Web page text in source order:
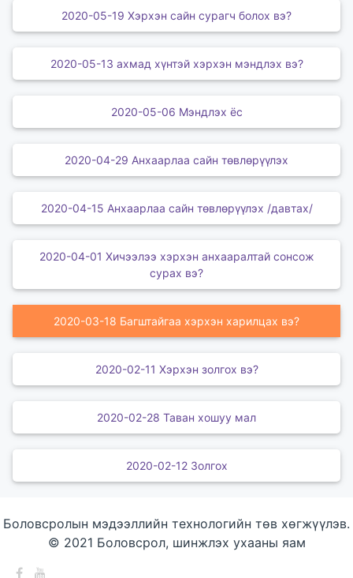
2020-05-19 Хэрхэн сайн сурагч болох вэ?
2020-05-13 ахмад хүнтэй хэрхэн мэндлэх вэ?
2020-05-06 Мэндлэх ёс
2020-04-29 Анхаарлаа сайн төвлөрүүлэх
2020-04-15 Анхаарлаа сайн төвлөрүүлэх /давтах/
2020-04-01 Хичээлээ хэрхэн анхааралтай сонсож
сурах вэ?
2020-03-18 Багштайгаа хэрхэн харилцах вэ?
2020-02-11 Хэрхэн золгох вэ?
2020-02-28 Таван хошуу мал
2020-02-12 Золгох
Боловсролын мэдээллийн технологийн төв хөгжүүлэв.
© 2021 Боловсрол, шинжлэх ухааны яам